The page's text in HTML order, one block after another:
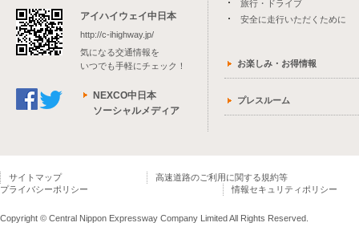
アイハイウェイ中日本
http://c-ihighway.jp/
気になる交通情報を
いつでも手軽にチェック！
NEXCO中日本
ソーシャルメディア
旅行・ドライブ
安全に走行いただくために
お楽しみ・お得情報
プレスルーム
サイトマップ
高速道路のご利用に関する規約等
プライバシーポリシー
情報セキュリティポリシー
Copyright © Central Nippon Expressway Company Limited All Rights Reserved.